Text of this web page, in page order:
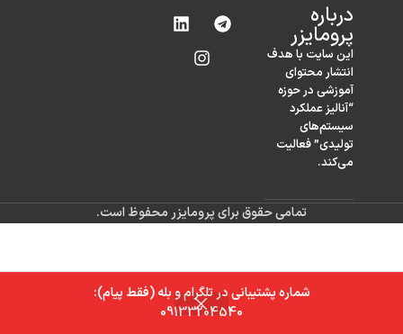
شماره پشتیبانی در تلگرام و بله (فقط پیام):
09133204540
درباره‌
پرومایزر
این سایت با هدف
انتشار محتوای
آموزشی در حوزه
“آنالیز عملکرد
سیستم‌های
تولیدی” فعالیت
می‌کند.
تمامی حقوق برای پرومایزر محفوظ است.